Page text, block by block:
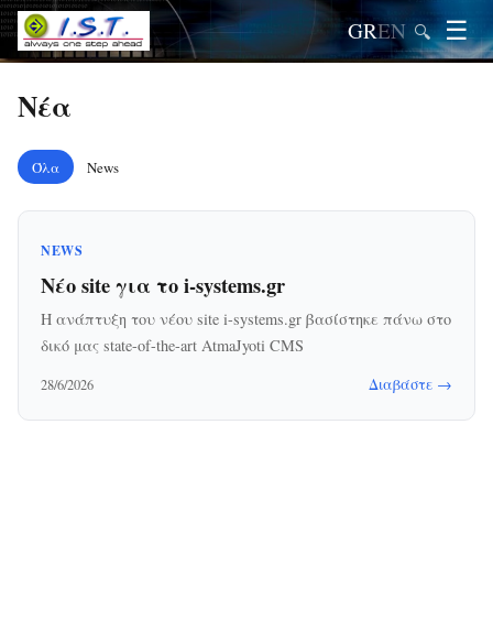
GREN 🔍 ☰
Νέα
Όλα News
NEWS
Νέο site για το i-systems.gr
Η ανάπτυξη του νέου site i-systems.gr βασίστηκε πάνω στο
δικό μας state-of-the-art AtmaJyoti CMS
28/6/2026 Διαβάστε →